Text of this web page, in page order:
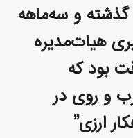
و سه‌ماهه
هیات‌مدیره
بود که
و روی در
ارزی”